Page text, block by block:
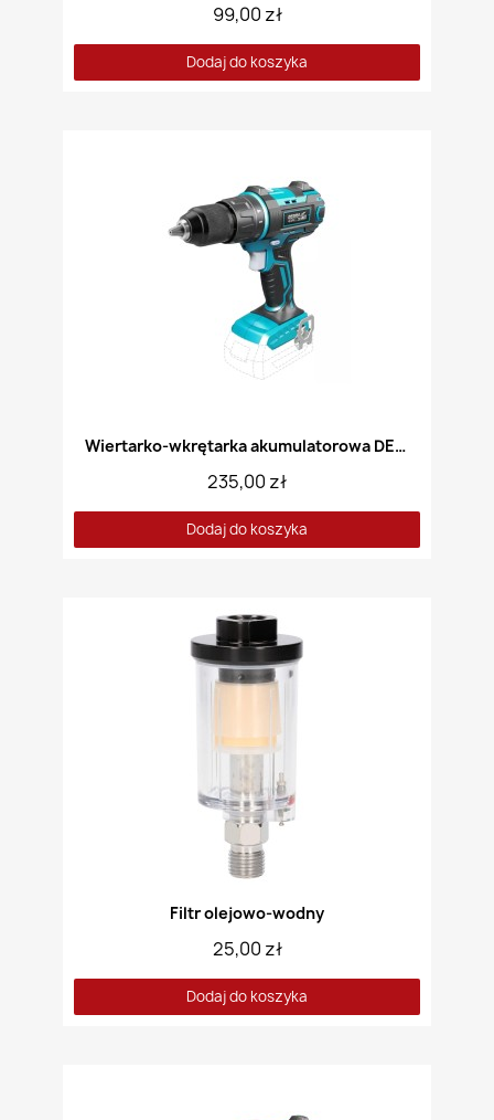
99,00 zł
Dodaj do koszyka
Wiertarko-wkrętarka akumulatorowa DEDRA DE7042
235,00 zł
Dodaj do koszyka
Filtr olejowo-wodny
25,00 zł
Dodaj do koszyka